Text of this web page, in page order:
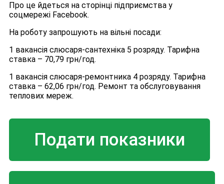
Про це йдеться на сторінці підприємства у
соцмережі Facebook.
На роботу запрошують на вільні посади:
1 вакансія слюсаря-сантехніка 5 розряду. Тарифна
ставка – 70,79 грн/год.
1 вакансія слюсаря-ремонтника 4 розряду. Тарифна
ставка – 62,06 грн/год. Ремонт та обслуговування
теплових мереж.
Подати показники